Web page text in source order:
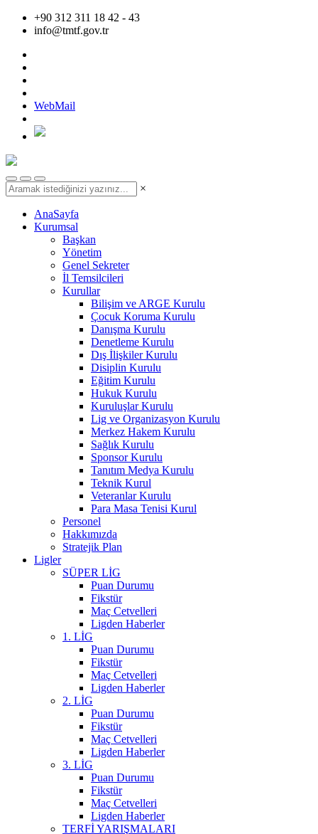
+90 312 311 18 42 - 43
info@tmtf.gov.tr
WebMail
×
AnaSayfa
Kurumsal
Başkan
Yönetim
Genel Sekreter
İl Temsilcileri
Kurullar
Bilişim ve ARGE Kurulu
Çocuk Koruma Kurulu
Danışma Kurulu
Denetleme Kurulu
Dış İlişkiler Kurulu
Disiplin Kurulu
Eğitim Kurulu
Hukuk Kurulu
Kuruluşlar Kurulu
Lig ve Organizasyon Kurulu
Merkez Hakem Kurulu
Sağlık Kurulu
Sponsor Kurulu
Tanıtım Medya Kurulu
Teknik Kurul
Veteranlar Kurulu
Para Masa Tenisi Kurul
Personel
Hakkımızda
Stratejik Plan
Ligler
SÜPER LİG
Puan Durumu
Fikstür
Maç Cetvelleri
Ligden Haberler
1. LİG
Puan Durumu
Fikstür
Maç Cetvelleri
Ligden Haberler
2. LİG
Puan Durumu
Fikstür
Maç Cetvelleri
Ligden Haberler
3. LİG
Puan Durumu
Fikstür
Maç Cetvelleri
Ligden Haberler
TERFİ YARIŞMALARI